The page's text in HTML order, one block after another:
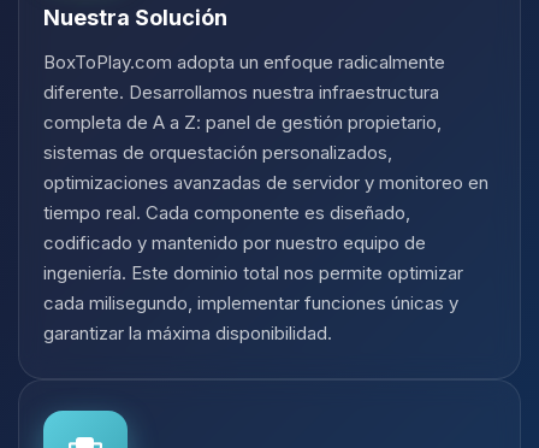
Nuestra Solución
BoxToPlay.com adopta un enfoque radicalmente
diferente. Desarrollamos nuestra infraestructura
completa de A a Z: panel de gestión propietario,
sistemas de orquestación personalizados,
optimizaciones avanzadas de servidor y monitoreo en
tiempo real. Cada componente es diseñado,
codificado y mantenido por nuestro equipo de
ingeniería. Este dominio total nos permite optimizar
cada milisegundo, implementar funciones únicas y
garantizar la máxima disponibilidad.